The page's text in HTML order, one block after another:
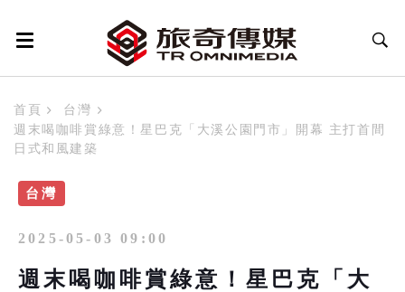
首頁
台灣
週末喝咖啡賞綠意！星巴克「大溪公園門市」開幕 主打首間
日式和風建築
台灣
2025-05-03 09:00
週末喝咖啡賞綠意！星巴克「大